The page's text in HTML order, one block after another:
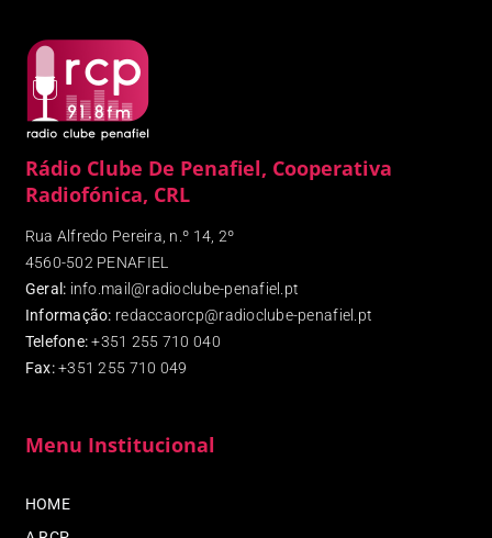
Rádio Clube De Penafiel, Cooperativa
Radiofónica, CRL
Rua Alfredo Pereira, n.º 14, 2º
4560-502 PENAFIEL
Geral: info.mail@radioclube-penafiel.pt
Informação: redaccaorcp@radioclube-penafiel.pt
Telefone: +351 255 710 040
Fax:+351 255 710 049
Menu Institucional
HOME